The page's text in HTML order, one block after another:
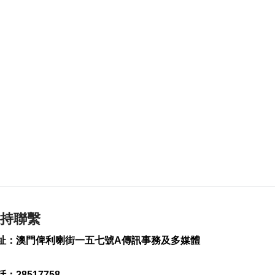
專家指長時間”抱冬
聯繫
：澳門俾利喇街一五七號A傳訊事務及多媒體